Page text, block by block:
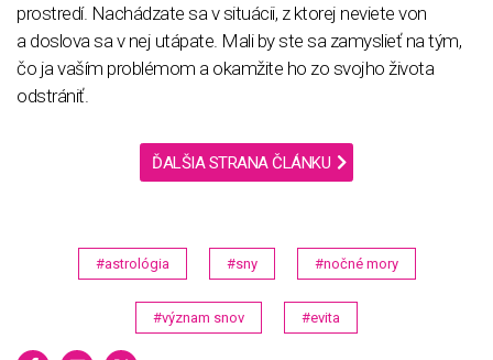
prostredí. Nachádzate sa v situácii, z ktorej neviete von
a doslova sa v nej utápate. Mali by ste sa zamyslieť na tým,
čo ja vaším problémom a okamžite ho zo svojho života
odstrániť.
ĎALŠIA STRANA ČLÁNKU
#astrológia #sny #nočné mory
#význam snov #evita